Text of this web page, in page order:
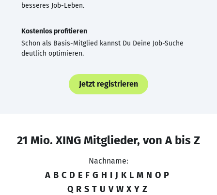
besseres Job-Leben.
Kostenlos profitieren
Schon als Basis-Mitglied kannst Du Deine Job-Suche
deutlich optimieren.
Jetzt registrieren
21 Mio. XING Mitglieder, von A bis Z
Nachname:
A B C D E F G H I J K L M N O P
Q R S T U V W X Y Z